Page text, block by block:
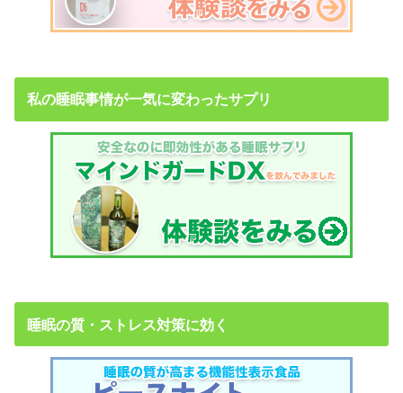
私の睡眠事情が一気に変わったサプリ
睡眠の質・ストレス対策に効く